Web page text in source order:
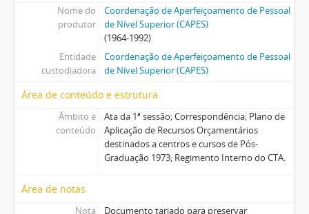
Nome do
produtor
Coordenação de Aperfeiçoamento de Pessoal
de Nível Superior (CAPES)
(1964-1992)
Entidade
custodiadora
Coordenação de Aperfeiçoamento de Pessoal
de Nível Superior (CAPES)
Área de conteúdo e estrutura
Âmbito e
conteúdo
Ata da 1ª sessão; Correspondência; Plano de
Aplicação de Recursos Orçamentários
destinados a centros e cursos de Pós-
Graduação 1973; Regimento Interno do CTA.
Área de notas
Nota
Documento tarjado para preservar